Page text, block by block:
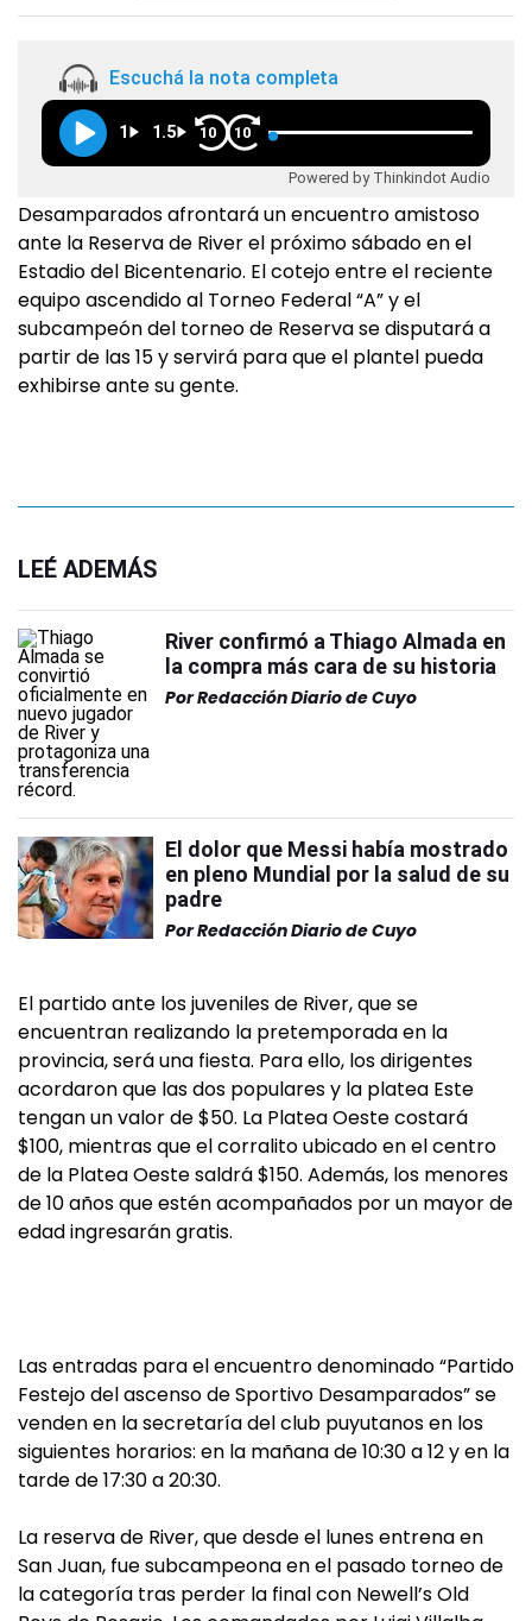
Escuchá la nota completa
1 1.5 10 10
Powered by Thinkindot Audio
Desamparados afrontará un encuentro amistoso
ante la Reserva de River el próximo sábado en el
Estadio del Bicentenario. El cotejo entre el reciente
equipo ascendido al Torneo Federal “A” y el
subcampeón del torneo de Reserva se disputará a
partir de las 15 y servirá para que el plantel pueda
exhibirse ante su gente.
LEÉ ADEMÁS
River confirmó a Thiago Almada en
la compra más cara de su historia
PorRedacción Diario de Cuyo
El dolor que Messi había mostrado
en pleno Mundial por la salud de su
padre
PorRedacción Diario de Cuyo
El partido ante los juveniles de River, que se
encuentran realizando la pretemporada en la
provincia, será una fiesta. Para ello, los dirigentes
acordaron que las dos populares y la platea Este
tengan un valor de $50. La Platea Oeste costará
$100, mientras que el corralito ubicado en el centro
de la Platea Oeste saldrá $150. Además, los menores
de 10 años que estén acompañados por un mayor de
edad ingresarán gratis.
Las entradas para el encuentro denominado “Partido
Festejo del ascenso de Sportivo Desamparados” se
venden en la secretaría del club puyutanos en los
siguientes horarios: en la mañana de 10:30 a 12 y en la
tarde de 17:30 a 20:30.
La reserva de River, que desde el lunes entrena en
San Juan, fue subcampeona en el pasado torneo de
la categoría tras perder la final con Newell’s Old